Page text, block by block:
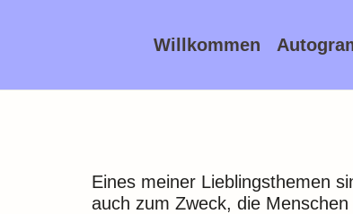
Willkommen
Eines meiner Lieblingsthemen
auch zum Zweck, die